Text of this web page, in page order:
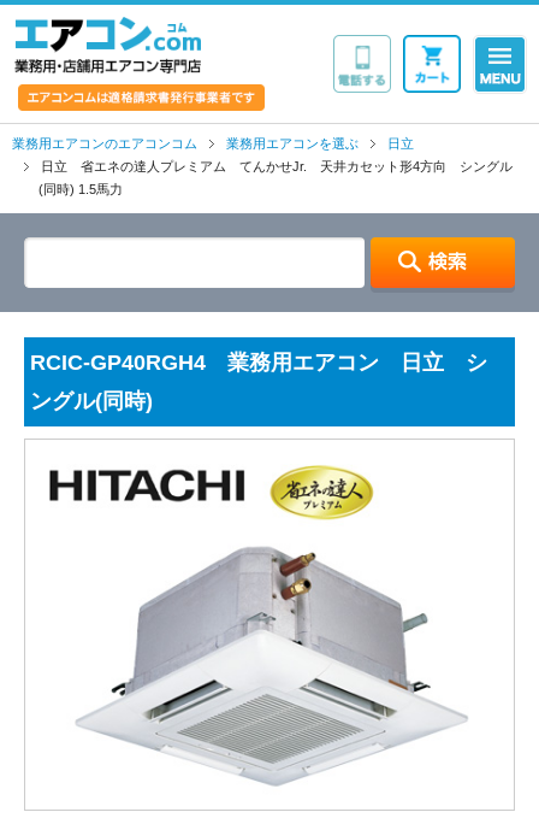
業務用エアコンのエアコンコム 業務用エアコンを選ぶ
日立
日立 省エネの達人プレミアム てんかせJr. 天井カセット形4方向 シングル
(同時) 1.5馬力
RCIC-GP40RGH4 業務用エアコン 日立 シ
ングル(同時)